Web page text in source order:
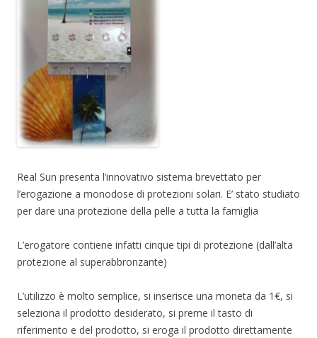
Real Sun presenta l’innovativo sistema brevettato per
l’erogazione a monodose di protezioni solari. E’ stato studiato
per dare una protezione della pelle a tutta la famiglia
L’erogatore contiene infatti cinque tipi di protezione (dall’alta
protezione al superabbronzante)
L’utilizzo è molto semplice, si inserisce una moneta da 1€, si
seleziona il prodotto desiderato, si preme il tasto di
riferimento e del prodotto, si eroga il prodotto direttamente